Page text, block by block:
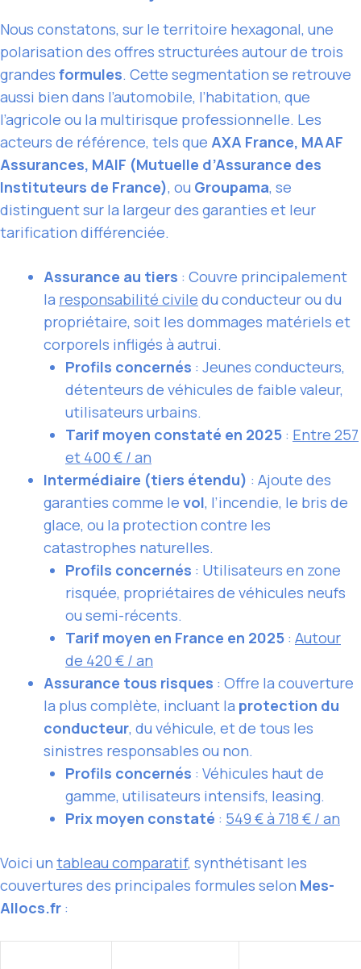
Nous constatons, sur le territoire hexagonal, une
polarisation des offres structurées autour de trois
grandes formules. Cette segmentation se retrouve
aussi bien dans l’automobile, l’habitation, que
l’agricole ou la multirisque professionnelle. Les
acteurs de référence, tels que AXA France, MAAF
Assurances, MAIF (Mutuelle d’Assurance des
Instituteurs de France), ou Groupama, se
distinguent sur la largeur des garanties et leur
tarification différenciée.
Assurance au tiers : Couvre principalement
la responsabilité civile du conducteur ou du
propriétaire, soit les dommages matériels et
corporels infligés à autrui.
Profils concernés : Jeunes conducteurs,
détenteurs de véhicules de faible valeur,
utilisateurs urbains.
Tarif moyen constaté en 2025 : Entre 257
et 400 € / an
Intermédiaire (tiers étendu) : Ajoute des
garanties comme le vol, l’incendie, le bris de
glace, ou la protection contre les
catastrophes naturelles.
Profils concernés : Utilisateurs en zone
risquée, propriétaires de véhicules neufs
ou semi-récents.
Tarif moyen en France en 2025 : Autour
de 420 € / an
Assurance tous risques : Offre la couverture
la plus complète, incluant la protection du
conducteur, du véhicule, et de tous les
sinistres responsables ou non.
Profils concernés : Véhicules haut de
gamme, utilisateurs intensifs, leasing.
Prix moyen constaté : 549 € à 718 € / an
Voici un tableau comparatif, synthétisant les
couvertures des principales formules selon Mes-
Allocs.fr :